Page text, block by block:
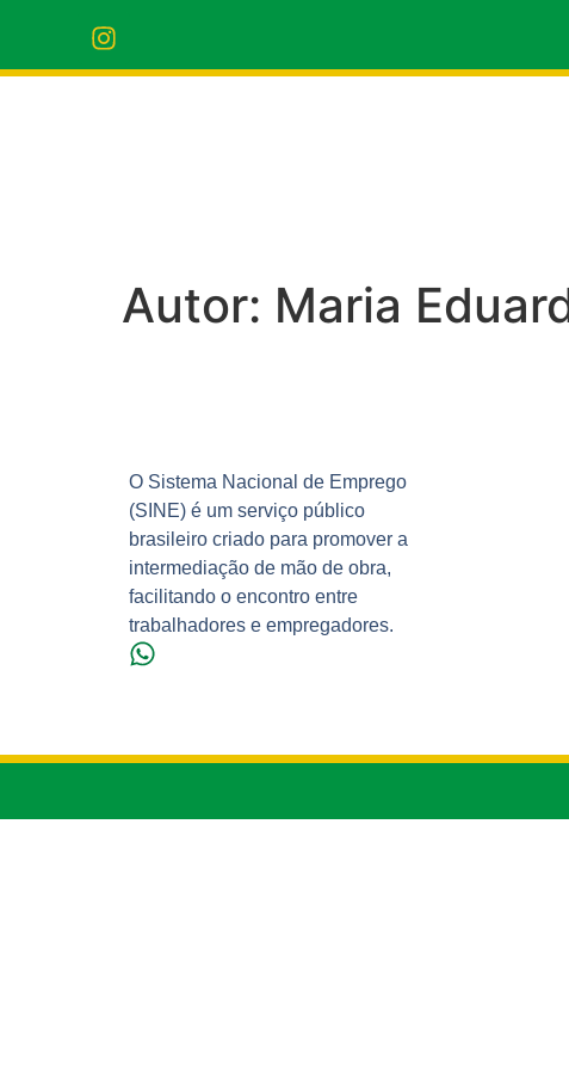
Autor: Maria
O Sistema Nacional de Emprego
(SINE) é um serviço público
brasileiro criado para promover a
intermediação de mão de obra,
facilitando o encontro entre
trabalhadores e empregadores.